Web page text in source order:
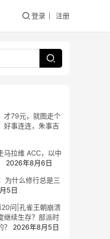
登录 注册
才79元，就图走个
好事连连，朱事吉
马拉维 ACC，以中
2026年8月6日
为什么修行总是三
5日
20问|孔雀王朝崩溃
继续生存？部派时
2026年8月5日